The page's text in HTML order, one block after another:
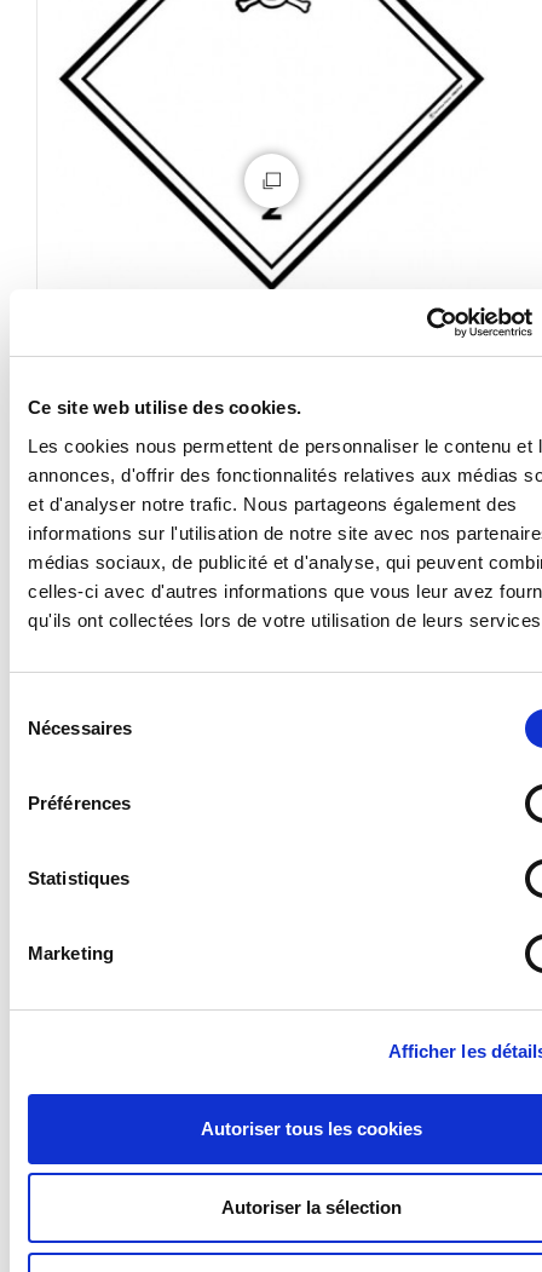
Ce site web utilise des cookies.
Les cookies nous permettent de personnaliser le contenu et
annonces, d'offrir des fonctionnalités relatives aux médias
et d'analyser notre trafic. Nous partageons également des
informations sur l'utilisation de notre site avec nos
médias sociaux, de publicité et d'analyse, qui peuvent
celles-ci avec d'autres informations que vous leur avez
qu'ils ont collectées lors de votre utilisation de leurs
Nécessaires
Préférences
Statistiques
Marketing
Afficher les
Autoriser tous les cookies
Autoriser la sélection
1,50 €